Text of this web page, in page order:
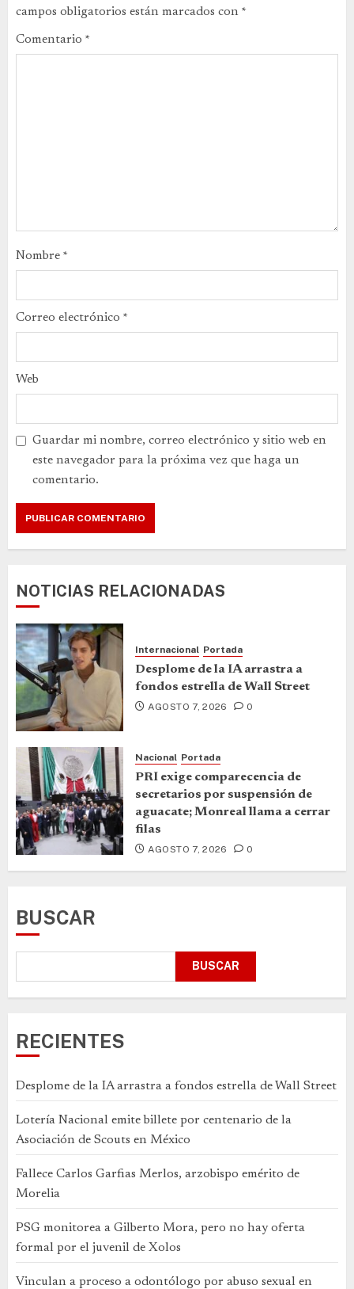
campos obligatorios están marcados con *
Comentario *
Nombre *
Correo electrónico *
Web
Guardar mi nombre, correo electrónico y sitio web en
este navegador para la próxima vez que haga un
comentario.
NOTICIAS RELACIONADAS
Internacional Portada
Desplome de la IA arrastra a
fondos estrella de Wall Street
AGOSTO 7, 2026 0
Nacional Portada
PRI exige comparecencia de
secretarios por suspensión de
aguacate; Monreal llama a cerrar
filas
AGOSTO 7, 2026 0
BUSCAR
BUSCAR
RECIENTES
Desplome de la IA arrastra a fondos estrella de Wall Street
Lotería Nacional emite billete por centenario de la
Asociación de Scouts en México
Fallece Carlos Garfias Merlos, arzobispo emérito de
Morelia
PSG monitorea a Gilberto Mora, pero no hay oferta
formal por el juvenil de Xolos
Vinculan a proceso a odontólogo por abuso sexual en